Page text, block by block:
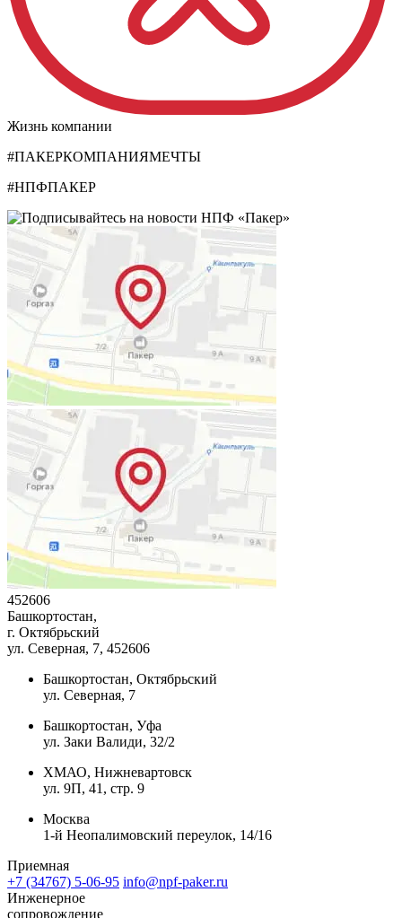
Жизнь компании
#ПАКЕРКОМПАНИЯМЕЧТЫ
#НПФПАКЕР
452606
Башкортостан,
г. Октябрьский
ул. Северная, 7, 452606
Башкортостан, Октябрьский
ул. Северная, 7
Башкортостан, Уфа
ул. Заки Валиди, 32/2
ХМАО, Нижневартовск
ул. 9П, 41, стр. 9
Москва
1-й Неопалимовский переулок, 14/16
Приемная
+7 (34767) 5-06-95 info@npf-paker.ru
Инженерное
сопровождение